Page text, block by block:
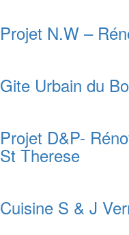
Projet N.W –
Gite Urbain du
Projet D&P-
St Therese
Cuisine S & J